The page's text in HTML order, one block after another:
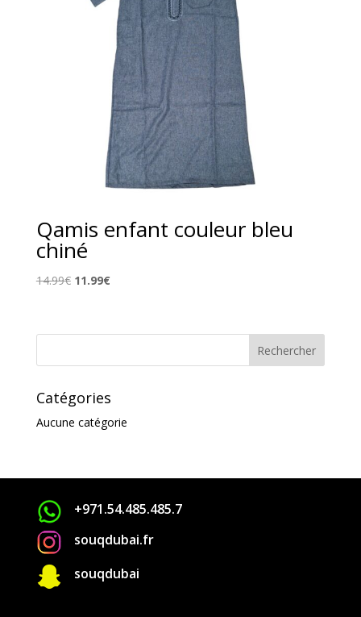
Qamis enfant couleur bleu
chiné
14.99€ Le
était :
11.99€Le
est :
Catégories
Aucune catégorie
+971.54.485.485.7
souqdubai.fr
 souqdubai